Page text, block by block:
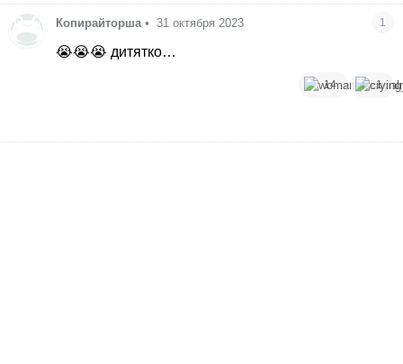
Копирайторша • 31 октября 2023 1
😭😭😭 дитятко…
14 1